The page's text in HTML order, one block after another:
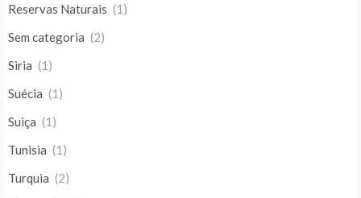
Reservas Naturais (1)
Sem categoria (2)
Siria (1)
Suécia (1)
Suiça (1)
Tunisia (1)
Turquia (2)